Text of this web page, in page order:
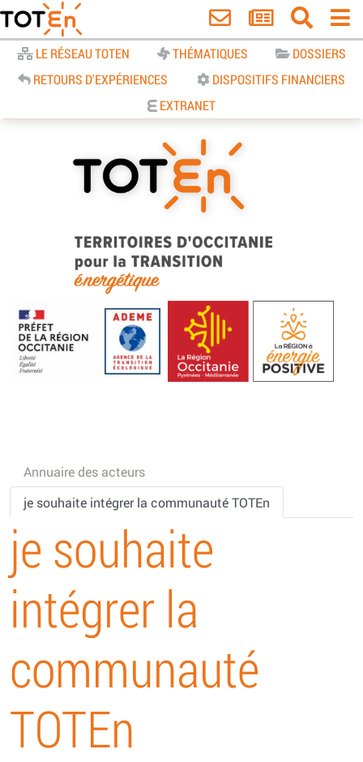
LE RÉSEAU TOTEN THÉMATIQUES
DOSSIERS
RETOURS D'EXPÉRIENCES
DISPOSITIFS FINANCIERS
EXTRANET
TOTEn Occitanie | Territoires
d’Occitanie pour la Transition
Energétique
Annuaire des acteurs
je souhaite intégrer la communauté TOTEn
je souhaite
intégrer la
communauté
TOTEn